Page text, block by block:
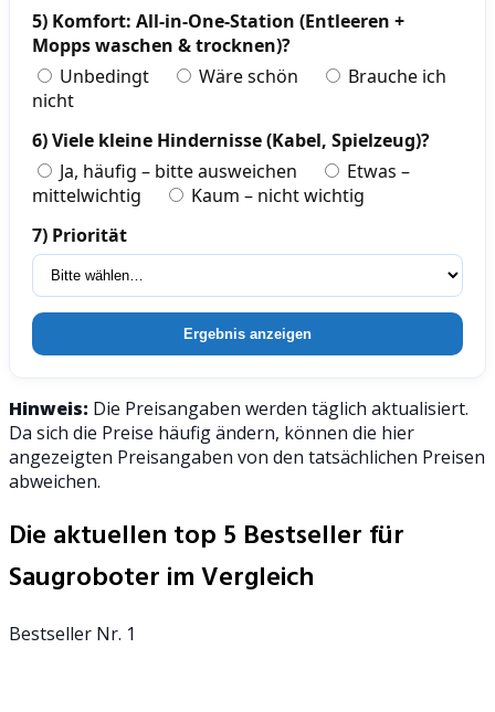
5) Komfort: All-in-One-Station (Entleeren +
Mopps waschen & trocknen)?
Unbedingt
Wäre schön
Brauche ich
nicht
6) Viele kleine Hindernisse (Kabel, Spielzeug)?
Ja, häufig – bitte ausweichen
Etwas –
mittelwichtig
Kaum – nicht wichtig
7) Priorität
Ergebnis anzeigen
Hinweis: Die Preisangaben werden täglich aktualisiert.
Da sich die Preise häufig ändern, können die hier
angezeigten Preisangaben von den tatsächlichen Preisen
abweichen.
Die aktuellen top 5 Bestseller für
Saugroboter im Vergleich
Bestseller Nr. 1